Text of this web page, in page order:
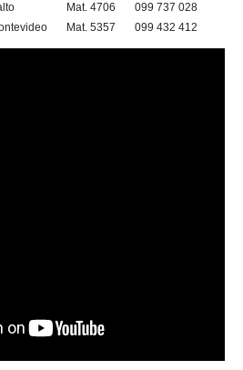
Mat. 4706
099 737 028
Mat. 5357 099 432 412